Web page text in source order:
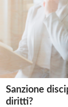
Sanzione
diritti?